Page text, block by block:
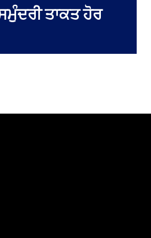
ਤਾਕਤ ਹੋਰ